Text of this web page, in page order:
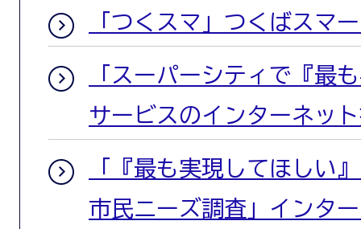
「つくスマ」つくばスマ
「スーパーシティで『最
サービスのインターネッ
「『最も実現してほしい
市民ニーズ調査」インタ